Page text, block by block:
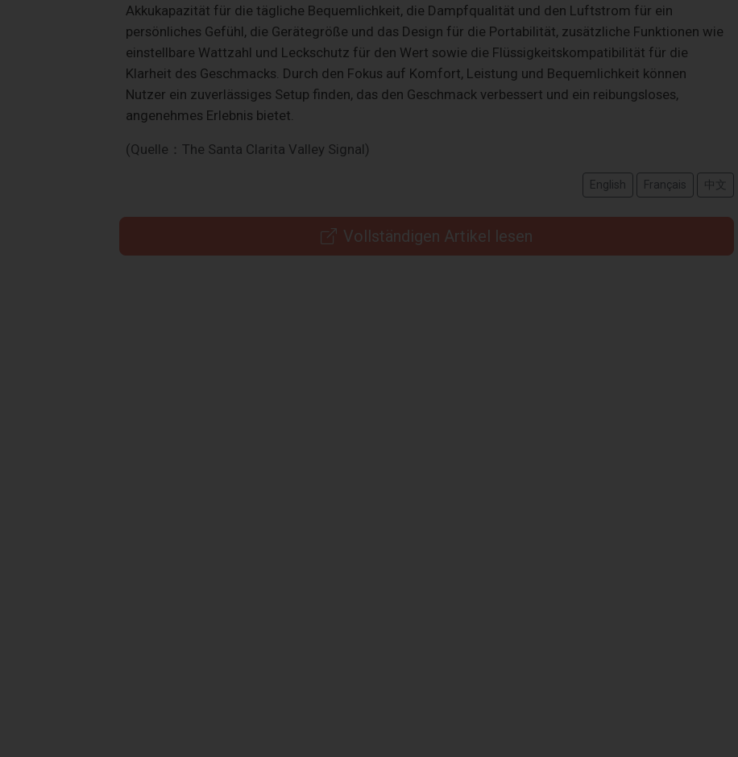
Akkukapazität für die tägliche Bequemlichkeit, die Dampfqualität und den Luftstrom für ein
persönliches Gefühl, die Gerätegröße und das Design für die Portabilität, zusätzliche Funktionen wie
einstellbare Wattzahl und Leckschutz für den Wert sowie die Flüssigkeitskompatibilität für die
Klarheit des Geschmacks. Durch den Fokus auf Komfort, Leistung und Bequemlichkeit können
Nutzer ein zuverlässiges Setup finden, das den Geschmack verbessert und ein reibungsloses,
angenehmes Erlebnis bietet.
(Quelle：The Santa Clarita Valley Signal)
English Français 中文
Vollständigen Artikel lesen